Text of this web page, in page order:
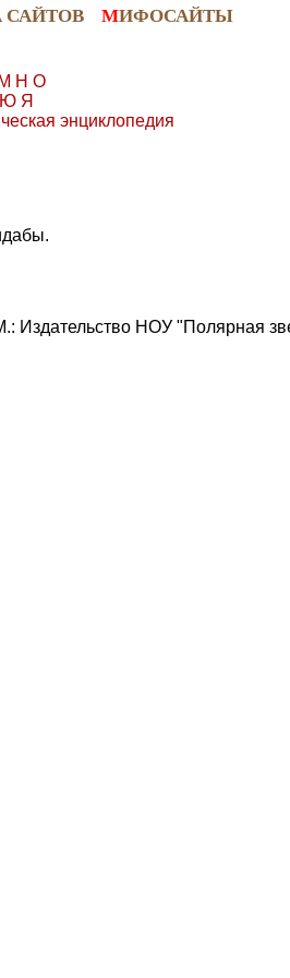
САЙТОВ МИФОСАЙТЫ
М Н О
Ю Я
энциклопедия
Издательство НОУ "Полярная